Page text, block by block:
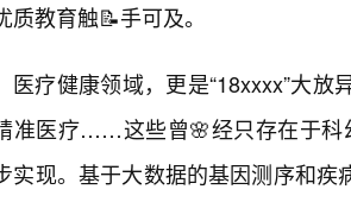
质教育触📝手可及。
医疗健康领域，更是“18xxxx”大
准医疗……这些曾🌸经只存在于科
实现。基于大数据的基因测序和